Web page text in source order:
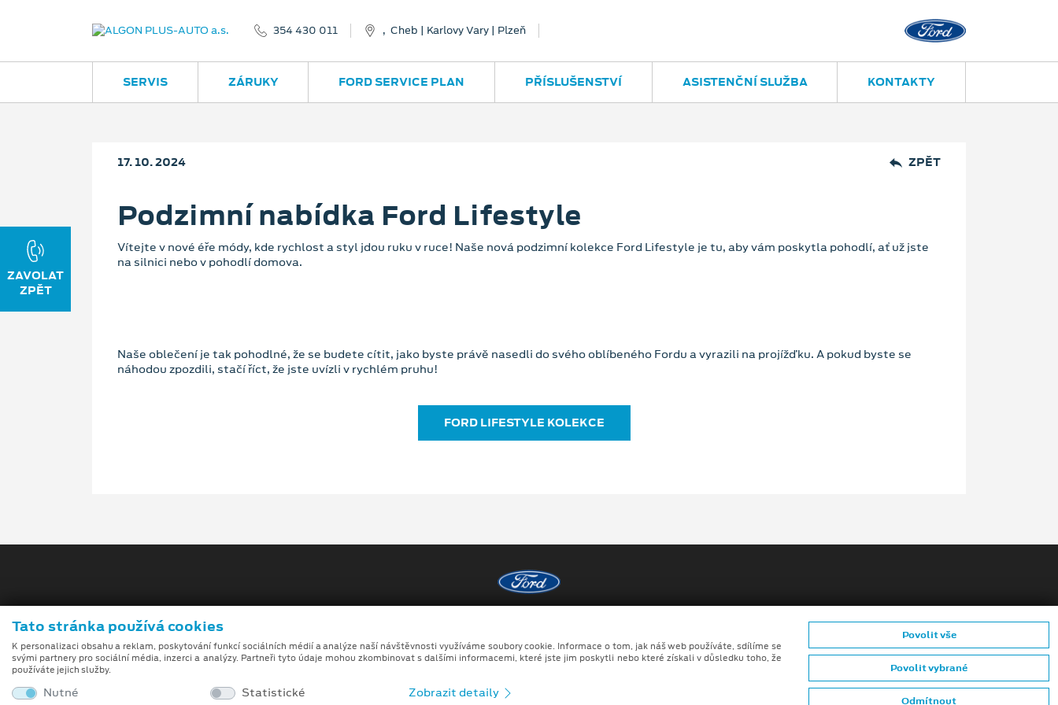
354 430 011 , Cheb | Karlovy Vary | Plzeň
SERVIS ZÁRUKY FORD SERVICE PLAN PŘÍSLUŠENSTVÍ ASISTENČNÍ SLUŽBA KONTAKTY
17. 10. 2024 ZPĚT
Podzimní nabídka Ford Lifestyle
Vítejte v nové éře módy, kde rychlost a styl jdou ruku v ruce! Naše nová podzimní kolekce Ford Lifestyle je tu, aby vám poskytla pohodlí, ať už jste
na silnici nebo v pohodlí domova.
Naše oblečení je tak pohodlné, že se budete cítit, jako byste právě nasedli do svého oblíbeného Fordu a vyrazili na projížďku. A pokud byste se
náhodou zpozdili, stačí říct, že jste uvízli v rychlém pruhu!
FORD LIFESTYLE KOLEKCE
Obchodní podmínky
Prohlášení o zpracování údajů konečných zákazníků
Při tvorbě videí a obrázků na tomto webu je využíváno kombinace tradičních fotografií či videí, počítačem generovaných snímků (CGI) z digitálních modelů vozidel a generativní
umělé inteligence (gen-AI).
ZAVOLAT
ZPĚT
Tato stránka používá cookies
K personalizaci obsahu a reklam, poskytování funkcí sociálních médií a analýze naší návštěvnosti využíváme soubory cookie. Informace o tom, jak náš web používáte, sdílíme se
svými partnery pro sociální média, inzerci a analýzy. Partneři tyto údaje mohou zkombinovat s dalšími informacemi, které jste jim poskytli nebo které získali v důsledku toho, že
používáte jejich služby.
Nutné Statistické Zobrazit detaily
Odmítnout
Povolit vybrané
Povolit vše